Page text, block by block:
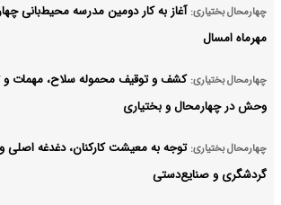
چهارمحال بختیاری: آغاز به کار دومین مدرسه محیط‌بانی
مهرماه امسال
چهارمحال بختیاری: کشف و توقیف محموله سلاح، مهمات و
وحش در چهارمحال و بختیاری
چهارمحال بختیاری: توجه به معیشت کارکنان، دغدغه اصلی
گردشگری و صنایع‌دستی